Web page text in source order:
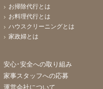
お掃除代行とは
お料理代行とは
ハウスクリーニングとは
家政婦とは
安心･安全への取り組み
家事スタッフへの応募
運営会社について